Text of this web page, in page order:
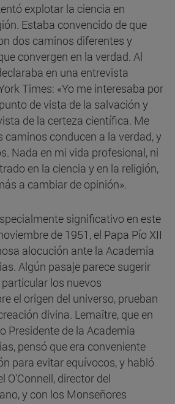
explotar la ciencia en
Estaba convencido de que
dos caminos diferentes y
convergen en la verdad. Al
en una entrevista
Times: «Yo me interesaba por
de vista de la salvación y
de la certeza científica. Me
caminos conducen a la verdad, y
Nada en mi vida profesional, ni
en la ciencia y en la religión,
a cambiar de opinión».
significativo en este
de 1951, el Papa Pío XII
alocución ante la Academia
Algún pasaje parece sugerir
los nuevos
el origen del universo, prueban
divina. Lemaître, que en
Presidente de la Academia
pensó que era conveniente
para evitar equívocos, y habló
O'Connell, director del
y con los Monseñores